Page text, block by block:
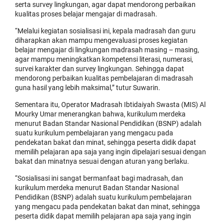
serta survey lingkungan, agar dapat mendorong perbaikan
kualitas proses belajar mengajar di madrasah.
“Melalui kegiatan sosialisasi ini, kepala madrasah dan guru
diharapkan akan mampu mengevaluasi proses kegiatan
belajar mengajar di lingkungan madrasah masing – masing,
agar mampu meningkatkan kompetensi literasi, numerasi,
survei karakter dan survey lingkungan. Sehingga dapat
mendorong perbaikan kualitas pembelajaran di madrasah
guna hasil yang lebih maksimal,” tutur Suwarin.
Sementara itu, Operator Madrasah Ibtidaiyah Swasta (MIS) Al
Mourky Umar menerangkan bahwa, kurikulum merdeka
menurut Badan Standar Nasional Pendidikan (BSNP) adalah
suatu kurikulum pembelajaran yang mengacu pada
pendekatan bakat dan minat, sehingga peserta didik dapat
memilih pelajaran apa saja yang ingin dipelajari sesuai dengan
bakat dan minatnya sesuai dengan aturan yang berlaku.
“Sosialisasi ini sangat bermanfaat bagi madrasah, dan
kurikulum merdeka menurut Badan Standar Nasional
Pendidikan (BSNP) adalah suatu kurikulum pembelajaran
yang mengacu pada pendekatan bakat dan minat, sehingga
peserta didik dapat memilih pelajaran apa saja yang ingin